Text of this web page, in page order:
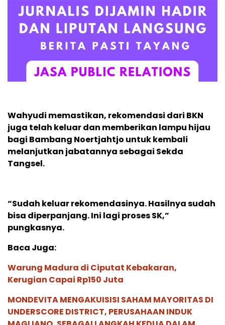
Wahyudi memastikan, rekomendasi dari BKN
juga telah keluar dan memberikan lampu hijau
bagi Bambang Noertjahtjo untuk kembali
melanjutkan jabatannya sebagai Sekda
Tangsel.
“Sudah keluar rekomendasinya. Hasilnya sudah
bisa diperpanjang. Ini lagi proses SK,”
pungkasnya.
Baca Juga:
Warung Madura di Ciputat Kebakaran,
Kerugian Capai Rp150 Juta
MONDEVITA MENGAKUISISI SAHAM MAYORITAS DI
UNDERSCORE DISTRICT, PERUSAHAAN INDUK